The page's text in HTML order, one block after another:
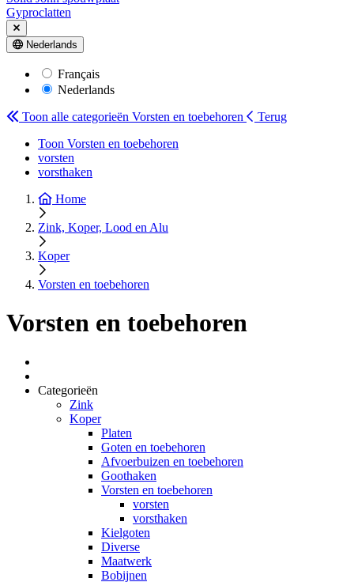
Gyproclatten
Nederlands
Français
Nederlands
Toon alle categorieën Vorsten en toebehoren
Terug
Toon Vorsten en toebehoren
vorsten
vorsthaken
Home
Zink, Koper, Lood en Alu
Koper
Vorsten en toebehoren
Vorsten en toebehoren
Categorieën
Zink
Koper
Platen
Goten en toebehoren
Afvoerbuizen en toebehoren
Goothaken
Vorsten en toebehoren
vorsten
vorsthaken
Kielgoten
Diverse
Maatwerk
Bobijnen